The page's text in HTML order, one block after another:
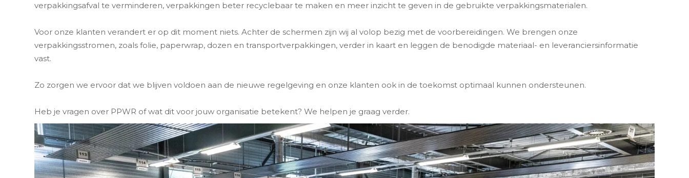
verpakkingsafval te verminderen, verpakkingen beter recyclebaar te maken en meer inzicht te geven in de gebruikte verpakkingsmaterialen.
Voor onze klanten verandert er op dit moment niets. Achter de schermen zijn wij al volop bezig met de voorbereidingen. We brengen onze
verpakkingsstromen, zoals folie, paperwrap, dozen en transportverpakkingen, verder in kaart en leggen de benodigde materiaal- en leveranciersinformatie
vast.
Zo zorgen we ervoor dat we blijven voldoen aan de nieuwe regelgeving en onze klanten ook in de toekomst optimaal kunnen ondersteunen.
Heb je vragen over PPWR of wat dit voor jouw organisatie betekent? We helpen je graag verder.